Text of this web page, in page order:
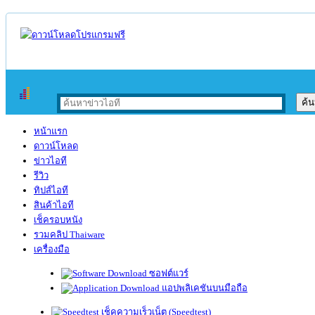
หน้าแรก
ดาวน์โหลด
ข่าวไอที
รีวิว
ทิปส์ไอที
สินค้าไอที
เช็ครอบหนัง
รวมคลิป Thaiware
เครื่องมือ
ซอฟต์แวร์
แอปพลิเคชันบนมือถือ
เช็คความเร็วเน็ต (Speedtest)